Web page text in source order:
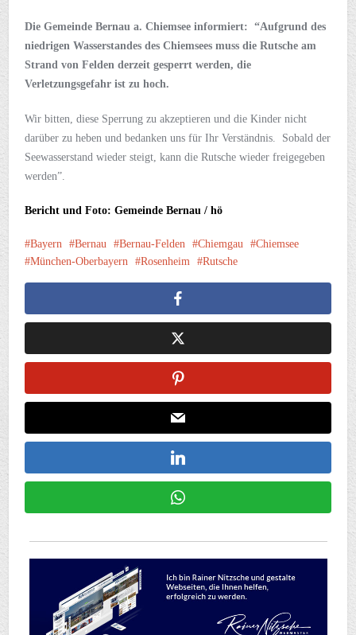
Die Gemeinde Bernau a. Chiemsee informiert: “Aufgrund des
niedrigen Wasserstandes des Chiemsees muss die Rutsche am
Strand von Felden derzeit gesperrt werden, die
Verletzungsgefahr ist zu hoch.
Wir bitten, diese Sperrung zu akzeptieren und die Kinder nicht
darüber zu heben und bedanken uns für Ihr Verständnis. Sobald der
Seewasserstand wieder steigt, kann die Rutsche wieder freigegeben
werden”.
Bericht und Foto: Gemeinde Bernau / hö
Bayern Bernau Bernau-Felden Chiemgau
Chiemsee
München-Oberbayern
Rosenheim Rutsche